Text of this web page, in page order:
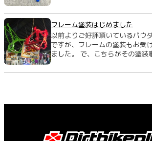
フレーム塗装はじめました
以前よりご好評頂いているパウ
ですが、フレームの塗装もお受
ました。 で、こちらがその塗